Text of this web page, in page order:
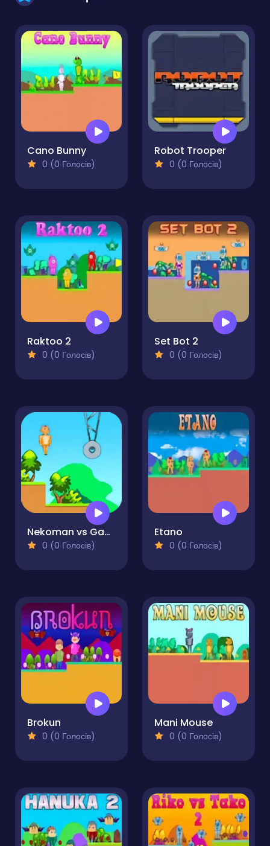
Cano Bunny
0 (0 Голосів)
Robot Trooper
0 (0 Голосів)
Raktoo 2
0 (0 Голосів)
Set Bot 2
0 (0 Голосів)
Nekoman vs Gangster
0 (0 Голосів)
Etano
0 (0 Голосів)
Brokun
0 (0 Голосів)
Mani Mouse
0 (0 Голосів)